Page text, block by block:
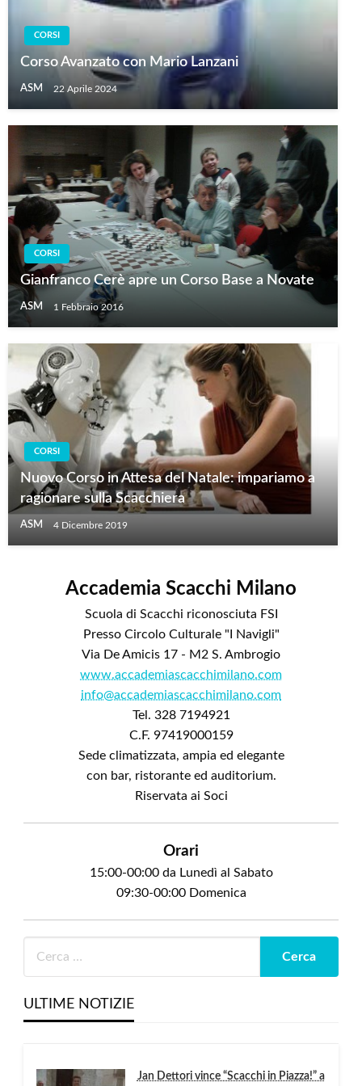
CORSI
Corso Avanzato con Mario Lanzani
ASM 22 Aprile 2024
CORSI
Gianfranco Cerè apre un Corso Base a Novate
ASM 1 Febbraio 2016
CORSI
Nuovo Corso in Attesa del Natale: impariamo a
ragionare sulla Scacchiera
ASM 4 Dicembre 2019
Accademia Scacchi Milano
Scuola di Scacchi riconosciuta FSI
Presso Circolo Culturale "I Navigli"
Via De Amicis 17 - M2 S. Ambrogio
www.accademiascacchimilano.com
info@accademiascacchimilano.com
Tel. 328 7194921
C.F. 97419000159
Sede climatizzata, ampia ed elegante
con bar, ristorante ed auditorium.
Riservata ai Soci
Orari
15:00-00:00 da Lunedì al Sabato
09:30-00:00 Domenica
ULTIME NOTIZIE
Jan Dettori vince “Scacchi in Piazza!” a